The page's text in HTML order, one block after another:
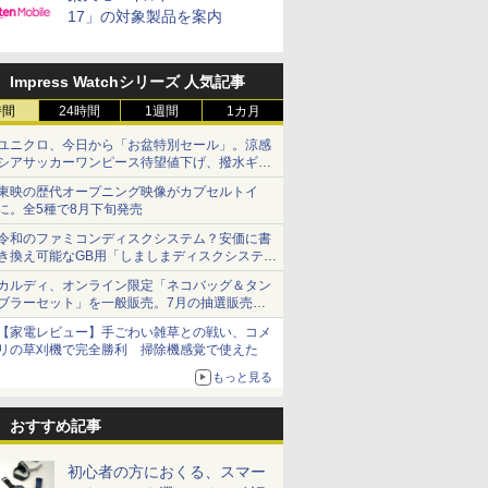
17」の対象製品を案内
Impress Watchシリーズ 人気記事
24時間 1週間 1カ月
ニクロ、今日から「お盆特別セール」。涼感
アサッカーワンピース待望値下げ、撥水ギア
ョーツは1990円に
映の歴代オープニング映像がカプセルトイ
。全5種で8月下旬発売
和のファミコンディスクシステム？安価に書
換え可能なGB用「しましまディスクシステ
」
ルディ、オンライン限定「ネコバッグ＆タン
ラーセット」を一般販売。7月の抽選販売の
選無効分
家電レビュー】手ごわい雑草との戦い、コメ
の草刈機で完全勝利 掃除機感覚で使えた
もっと見る
おすすめ記事
初心者の方におくる、スマー